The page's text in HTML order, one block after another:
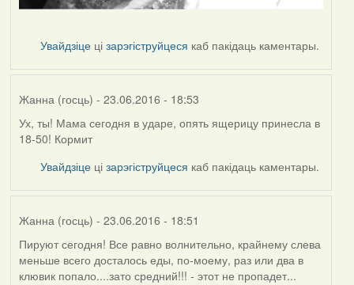
Увайдзіце цізарэгіструйцеся каб пакідаць каментары.
Жанна (госць) - 23.06.2016 - 18:53
Ух, ты! Мама сегодня в ударе, опять ящерицу принесла в
18-50! Кормит
Увайдзіце цізарэгіструйцеся каб пакідаць каментары.
Жанна (госць) - 23.06.2016 - 18:51
Пируют сегодня! Все равно волнительно, крайнему слева
меньше всего досталось еды, по-моему, раз или два в
клювик попало....зато средний!!! - этот не пропадет...